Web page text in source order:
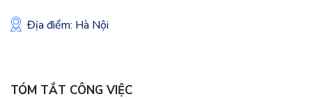
Địa điểm: Hà Nội
TÓM TẮT CÔNG VIỆC